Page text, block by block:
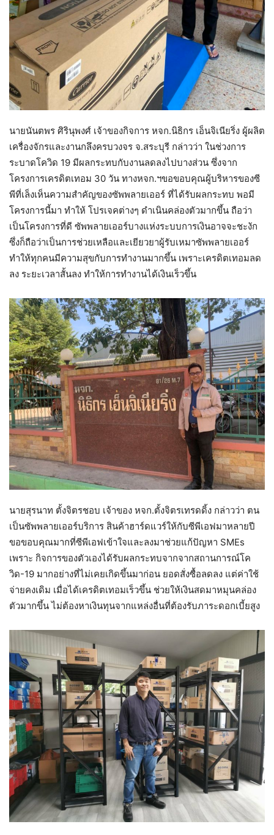
นายนันตพร ศิรินุพงศ์ เจ้าของกิจการ หจก.นิธิกร เอ็นจิเนียริ่ง ผู้ผลิต
เครื่องจักรและงานกลึงครบวงจร จ.สระบุรี กล่าวว่า ในช่วงการ
ระบาดโควิด 19 มีผลกระทบกับงานลดลงไปบางส่วน ซึ่งจาก
โครงการเครดิตเทอม 30 วัน ทางหจก.ฯขอขอบคุณผู้บริหารของซี
พีที่เล็งเห็นความสำคัญของซัพพลายเออร์ ที่ได้รับผลกระทบ พอมี
โครงการนี้มา ทำให้ โปรเจคต่างๆ ดำเนินคล่องตัวมากขึ้น ถือว่า
เป็นโครงการที่ดี ซัพพลายเออร์บางแห่งระบบการเงินอาจจะชะงัก
ซึ่งก็ถือว่าเป็นการช่วยเหลือและเยียวยาผู้รับเหมาซัพพลายเออร์
ทำให้ทุกคนมีความสุขกับการทำงานมากขึ้น เพราะเครดิตเทอมลด
ลง ระยะเวลาสั้นลง ทำให้การทำงานได้เงินเร็วขึ้น
นายสุรนาท ตั้งจิตรชอบ เจ้าของ หจก.ตั้งจิตรเทรดดิ้ง กล่าวว่า ตน
เป็นซัพพลายเออร์บริการ สินค้าฮาร์ดแวร์ให้กับซีพีเอฟมาหลายปี
ขอขอบคุณมากที่ซีพีเอฟเข้าใจและลงมาช่วยแก้ปัญหา SMEs
เพราะ กิจการของตัวเองได้รับผลกระทบจากจากสถานการณ์โค
วิด-19 มากอย่างที่ไม่เคยเกิดขึ้นมาก่อน ยอดสั่งซื้อลดลง แต่ค่าใช้
จ่ายคงเดิม เมื่อได้เครดิตเทอมเร็วขึ้น ช่วยให้เงินสดมาหมุนคล่อง
ตัวมากขึ้น ไม่ต้องหาเงินทุนจากแหล่งอื่นที่ต้องรับภาระดอกเบี้ยสูง